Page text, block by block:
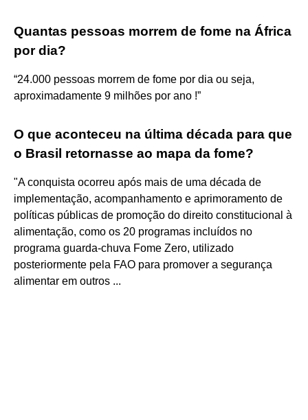
Quantas pessoas morrem de fome na África
por dia?
“24.000 pessoas morrem de fome por dia ou seja,
aproximadamente 9 milhões por ano !”
O que aconteceu na última década para que
o Brasil retornasse ao mapa da fome?
"A conquista ocorreu após mais de uma década de
implementação, acompanhamento e aprimoramento de
políticas públicas de promoção do direito constitucional à
alimentação, como os 20 programas incluídos no
programa guarda-chuva Fome Zero, utilizado
posteriormente pela FAO para promover a segurança
alimentar em outros ...